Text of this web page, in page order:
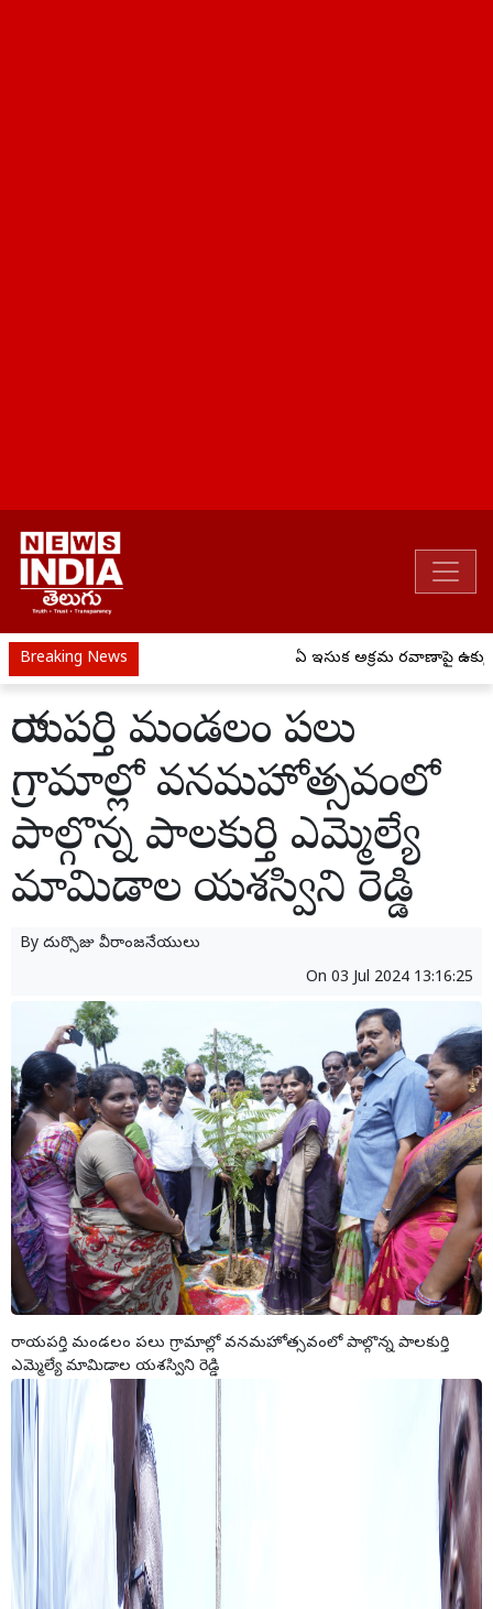
Breaking News ఏపీ ఇసుక అక్రమ రవాణాపై
రాయపర్తి మండలం పలు
గ్రామాల్లో వనమహోత్సవంలో
పాల్గొన్న పాలకుర్తి ఎమ్మెల్యే
మామిడాల యశస్విని రెడ్డి
By దుర్సొజు వీరాంజనేయులు
On 03 Jul 2024 13:16:25
రాయపర్తి మండలం పలు గ్రామాల్లో వనమహోత్సవంలో పాల్గొన్న పాలకుర్తి
ఎమ్మెల్యే మామిడాల యశస్విని రెడ్డి